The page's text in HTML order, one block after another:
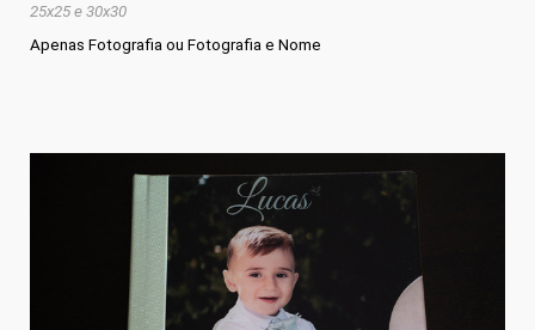
25x25 e 30x30
Apenas Fotografia ou Fotografia e Nome